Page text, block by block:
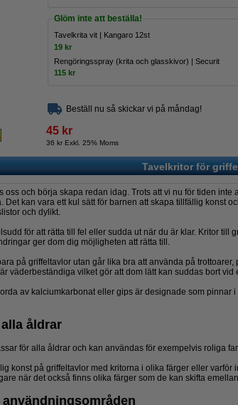
Glöm inte att beställa!
Tavelkrita vit | Kangaro 12st
19 kr
Rengöringsspray (krita och glasskivor) | Securit
115 kr
Beställ nu så skickar vi på måndag!
45 kr
36 kr Exkl. 25% Moms
Tavelkritor för
oss och börja skapa redan idag. Trots att vi nu för tiden
Det kan vara ett kul sätt för barnen att skapa tillfällig konst
och dylikt.
för att rätta till fel eller sudda ut när du är klar. Kritor till
ger dom dig möjligheten att rätta till.
på griffeltavlor utan går lika bra att använda på
väderbeständiga vilket gör att dom lätt kan suddas bort vid
av kalciumkarbonat eller gips är designade som pinnar
åldrar
för alla åldrar och kan användas för exempelvis roliga
konst på griffeltavlor med kritorna i olika färger eller
när det också finns olika färger som de kan skifta